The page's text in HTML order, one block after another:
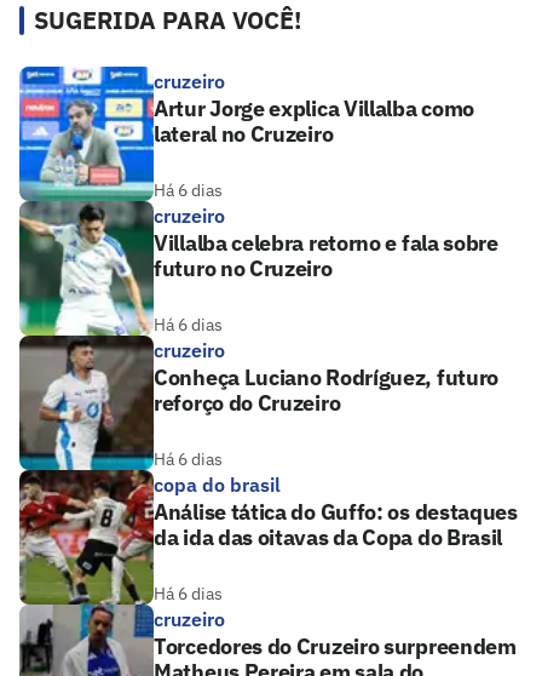
SUGERIDA PARA VOCÊ!
cruzeiro
Artur Jorge explica Villalba como
lateral no Cruzeiro
Há 6 dias
cruzeiro
Villalba celebra retorno e fala sobre
futuro no Cruzeiro
Há 6 dias
cruzeiro
Conheça Luciano Rodríguez, futuro
reforço do Cruzeiro
Há 6 dias
copa do brasil
Análise tática do Guffo: os destaques
da ida das oitavas da Copa do Brasil
Há 6 dias
cruzeiro
Torcedores do Cruzeiro surpreendem